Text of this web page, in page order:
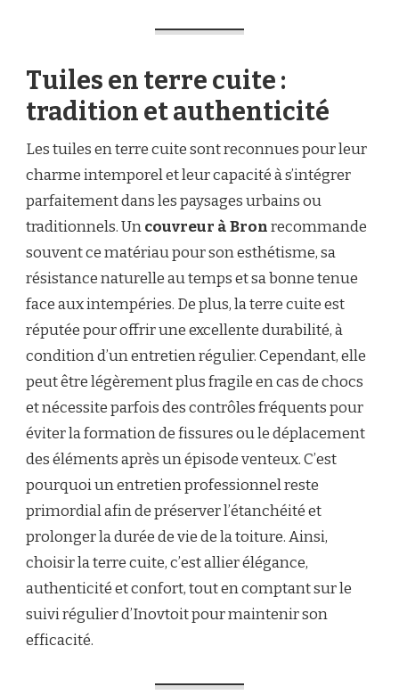
Tuiles en terre cuite :
tradition et authenticité
Les tuiles en terre cuite sont reconnues pour leur
charme intemporel et leur capacité à s’intégrer
parfaitement dans les paysages urbains ou
traditionnels. Uncouvreur à Bronrecommande
souvent ce matériau pour son esthétisme, sa
résistance naturelle au temps et sa bonne tenue
face aux intempéries. De plus, la terre cuite est
réputée pour offrir une excellente durabilité, à
condition d’un entretien régulier. Cependant, elle
peut être légèrement plus fragile en cas de chocs
et nécessite parfois des contrôles fréquents pour
éviter la formation de fissures ou le déplacement
des éléments après un épisode venteux. C’est
pourquoi un entretien professionnel reste
primordial afin de préserver l’étanchéité et
prolonger la durée de vie de la toiture. Ainsi,
choisir la terre cuite, c’est allier élégance,
authenticité et confort, tout en comptant sur le
suivi régulier d’Inovtoit pour maintenir son
efficacité.